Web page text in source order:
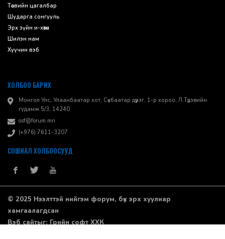
Төсвийн цагалбар
Шударга сонгууль
Эрх зүйн и-хөтөч
Шилэн нам
Хуучин вэб
ХОЛБОО БАРИХ
Монгол Улс, Улаанбаатар хот, Сүхбаатар дүүрэг, 1-р хороо, ​Л.Түдэвийн
гудамж 5/3, 14240
osf@forum.mn
(+976) 7611-3207
СОШИАЛ ХОЛБООСУУД
© 2025 Нээлттэй нийгэм форум, бүх эрх хуулиар
хамгаалагдсан
Вэб сайтыг:Грийн софт ХХК